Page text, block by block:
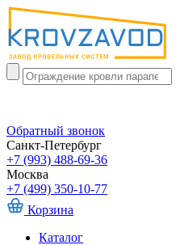
Обратный звонок
Санкт-Петербург
+7 (993) 488-69-36
Москва
+7 (499) 350-10-77
Корзина
Каталог